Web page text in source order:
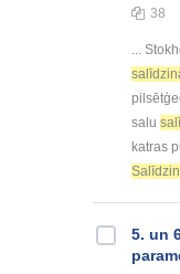
38
...
salu
katras
5. un